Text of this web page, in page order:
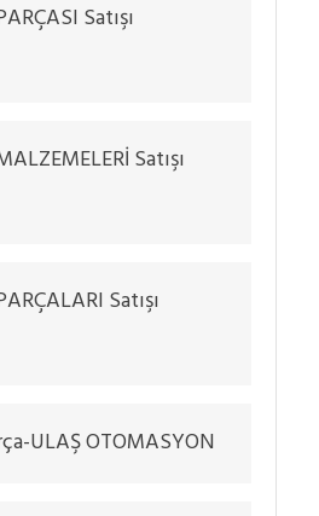
Satışı
Satışı
Satışı
ULAŞ OTOMASYON